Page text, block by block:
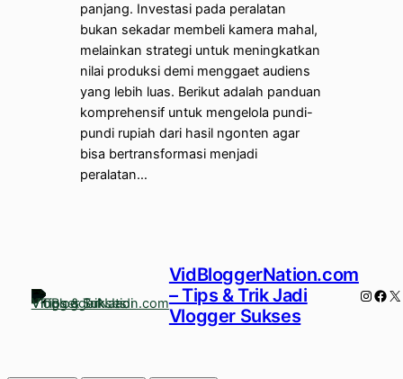
panjang. Investasi pada peralatan
bukan sekadar membeli kamera mahal,
melainkan strategi untuk meningkatkan
nilai produksi demi menggaet audiens
yang lebih luas. Berikut adalah panduan
komprehensif untuk mengelola pundi-
pundi rupiah dari hasil ngonten agar
bisa bertransformasi menjadi
peralatan…
VidBloggerNation.com
– Tips & Trik Jadi
Vlogger Sukses
X